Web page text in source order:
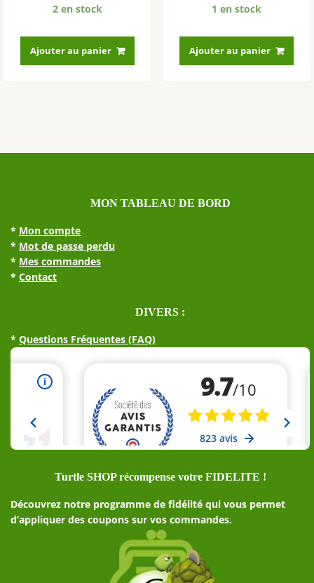
2 en stock
Ajouter au panier
1 en stock
Ajouter au panier
MON TABLEAU DE BORD
* Mon compte
* Mot de passe perdu
* Mes commandes
* Contact
DIVERS :
* Questions Fréquentes (FAQ)
Turtle SHOP récompense votre FIDELITE !
Découvrez notre programme de fidélité qui vous permet
d’appliquer des coupons sur vos commandes.